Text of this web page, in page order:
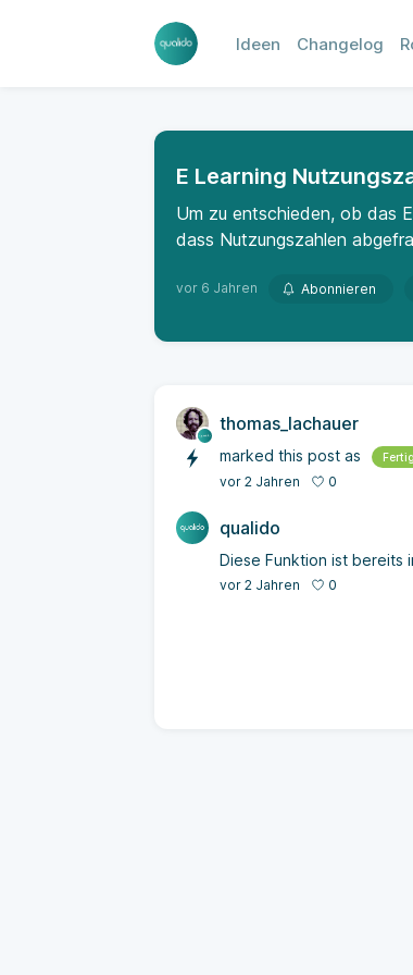
Ideen Changelog
E Learning
Um zu entschieden, ob das
dass Nutzungszahlen
vor 6 Jahren Abonnieren
thomas_lachauer
marked this post as Fertig
vor 2 Jahren 0
qualido
Diese Funktion ist bereits
vor 2 Jahren 0